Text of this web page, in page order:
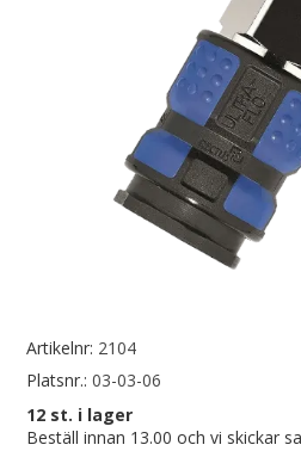
Artikelnr: 2104
Platsnr.: 03-03-06
12 st. i lager
Beställ innan 13.00 och vi skickar